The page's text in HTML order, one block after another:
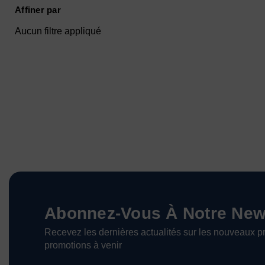
Affiner par
Aucun filtre appliqué
Abonnez-Vous À Notre
Recevez les dernières actualités sur les nouveaux
promotions à venir